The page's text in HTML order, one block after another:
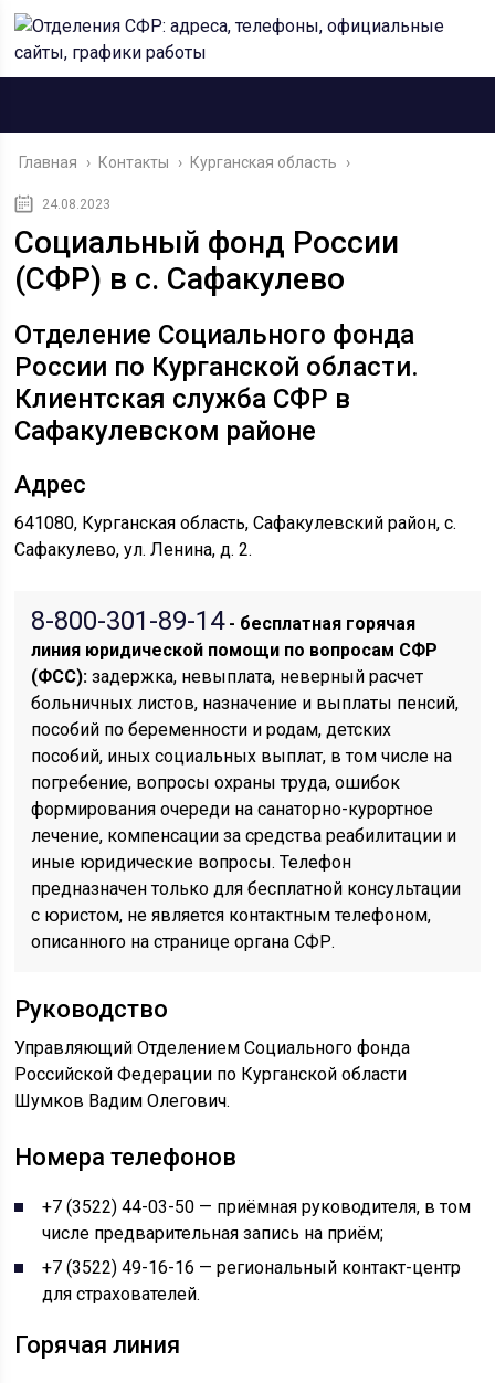
Главная › Контакты › Курганская область ›
24.08.2023
Социальный фонд России
(СФР) в с. Сафакулево
Отделение Социального фонда
России по Курганской области.
Клиентская служба СФР в
Сафакулевском районе
Адрес
641080, Курганская область, Сафакулевский район, с.
Сафакулево, ул. Ленина, д. 2.
8-800-301-89-14- бесплатная горячая
линия юридической помощи по вопросам CФР
(ФСС): задержка, невыплата, неверный расчет
больничных листов, назначение и выплаты пенсий,
пособий по беременности и родам, детских
пособий, иных социальных выплат, в том числе на
погребение, вопросы охраны труда, ошибок
формирования очереди на санаторно-курортное
лечение, компенсации за средства реабилитации и
иные юридические вопросы. Телефон
предназначен только для бесплатной консультации
с юристом, не является контактным телефоном,
описанного на странице органа СФР.
Руководство
Управляющий Отделением Социального фонда
Российской Федерации по Курганской области
Шумков Вадим Олегович.
Номера телефонов
+7 (3522) 44-03-50 — приёмная руководителя, в том
числе предварительная запись на приём;
+7 (3522) 49-16-16 — региональный контакт-центр
для страхователей.
Горячая линия